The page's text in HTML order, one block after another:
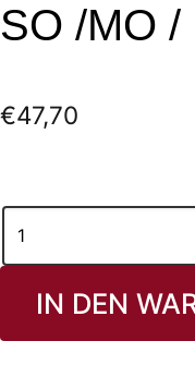
SO /MO /
€47,70
IN DEN